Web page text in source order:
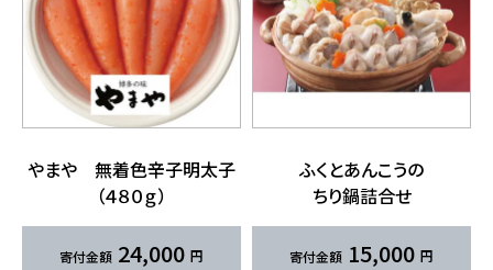
やまや 無着色辛子明太子​
（４８０ｇ）
24,000
ふくと​あんこうの​
ちり鍋詰合せ
15,000